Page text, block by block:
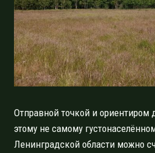
Отправной точкой и ориентиром
этому не самому
Ленинградской области можно